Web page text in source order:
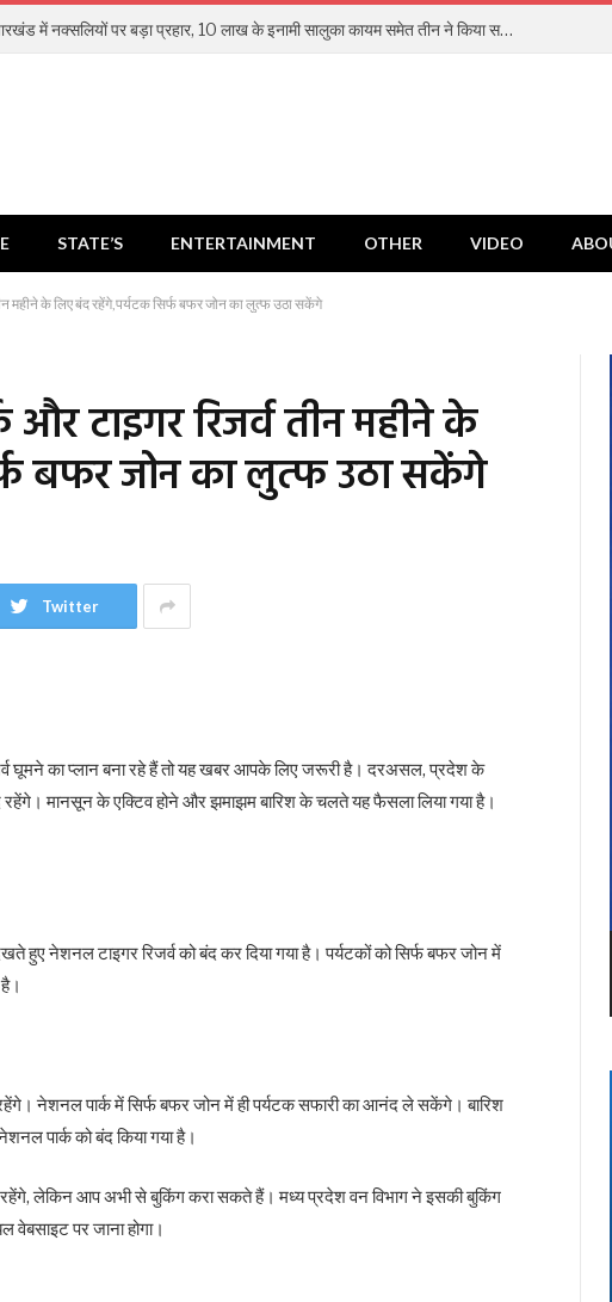
झारखंड में नक्सलियों पर बड़ा प्रहार, 10 लाख के इनामी सालुका कायम समेत तीन ने किया सरेंडर
STATE’S ENTERTAINMENT OTHER VIDEO
महीने के लिए बंद रहेंगे,पर्यटक सिर्फ बफर जोन का लुत्फ उठा सकेंगे
टाइगर रिजर्व तीन महीने के
बफर जोन का लुत्फ उठा सकेंगे
Twitter
घूमने का प्लान बना रहे हैं तो यह खबर आपके लिए जरूरी है। दरअसल, प्रदेश के
रहेंगे। मानसून के एक्टिव होने और झमाझम बारिश के चलते यह फैसला लिया गया है।
हुए नेशनल टाइगर रिजर्व को बंद कर दिया गया है। पर्यटकों को सिर्फ बफर जोन में
नेशनल पार्क में सिर्फ बफर जोन में ही पर्यटक सफारी का आनंद ले सकेंगे। बारिश
पार्क को बंद किया गया है।
रहेंगे, लेकिन आप अभी से बुकिंग करा सकते हैं। मध्य प्रदेश वन विभाग ने इसकी बुकिंग
पर जाना होगा।